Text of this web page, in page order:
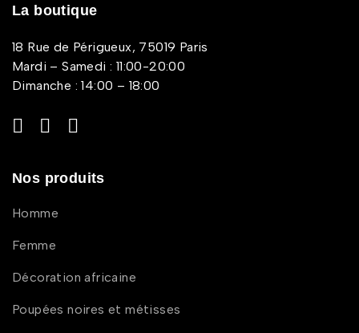
La boutique
18 Rue de Périgueux, 75019 Paris
Mardi – Samedi : 11:00-20:00
Dimanche : 14:00 – 18:00
Nos produits
Homme
Femme
Décoration africaine
Poupées noires et métisses